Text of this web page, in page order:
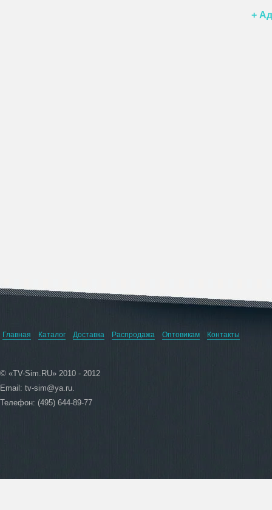
+
Главная Каталог Доставка Распродажа Оптовикам Контакты
© «TV-Sim.RU» 2010 - 2012
Email: tv-sim@ya.ru.
Телефон: (495) 644-89-77